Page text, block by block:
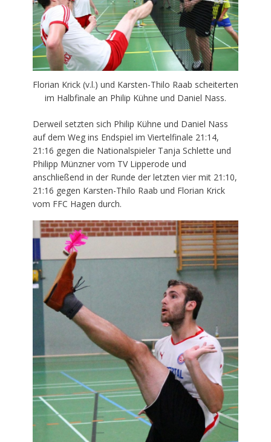
Florian Krick (v.l.) und Karsten-Thilo Raab scheiterten
im Halbfinale an Philip Kühne und Daniel Nass.
Derweil setzten sich Philip Kühne und Daniel Nass
auf dem Weg ins Endspiel im Viertelfinale 21:14,
21:16 gegen die Nationalspieler Tanja Schlette und
Philipp Münzner vom TV Lipperode und
anschließend in der Runde der letzten vier mit 21:10,
21:16 gegen Karsten-Thilo Raab und Florian Krick
vom FFC Hagen durch.